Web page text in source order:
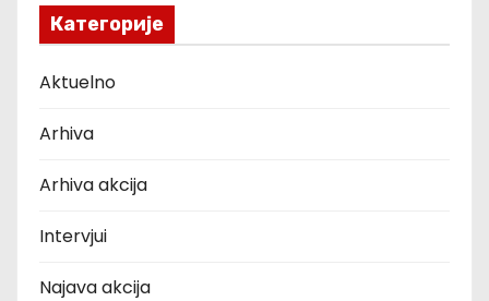
Категорије
Aktuelno
Arhiva
Arhiva akcija
Intervjui
Najava akcija